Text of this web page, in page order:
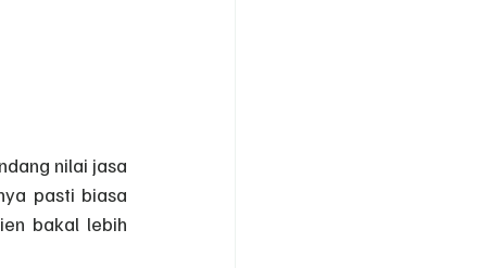
nilai jasa
pasti biasa
bakal lebih